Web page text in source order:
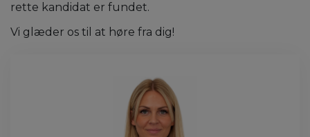
rette kandidat er fundet.
Vi glæder os til at høre fra dig!